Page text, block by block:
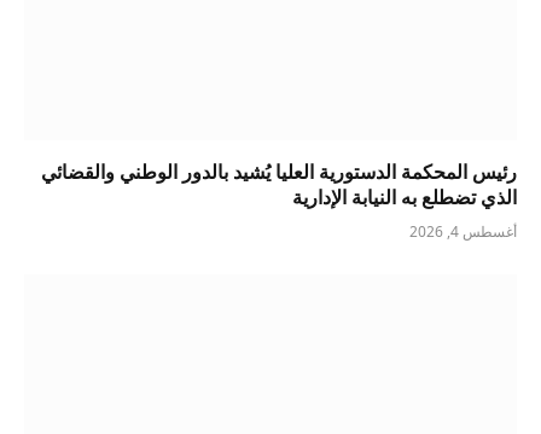
رئيس المحكمة الدستورية العليا يُشيد بالدور الوطني والقضائي
الذي تضطلع به النيابة الإدارية
أغسطس 4, 2026